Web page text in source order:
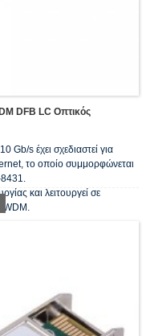
DFB LC Οπτικός
s έχει σχεδιαστεί για
το οποίο συμμορφώνεται
και λειτουργεί σε